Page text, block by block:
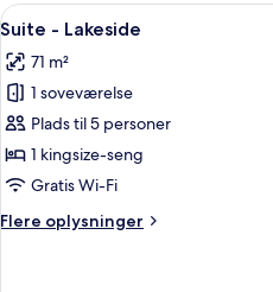
Indlæs
alle
billeder
af
Suite
-
Lakeside
13
Suite - Lakeside
71 m²
1 soveværelse
Plads til 5 personer
1 kingsize-seng
Gratis Wi-Fi
Flere oplysninger
Flere